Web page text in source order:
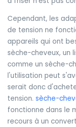
Cependant, les
de tension ne
appareils qui ont
sèche-cheveux, un
comme un sèche-
l'utilisation peut
serait donc
tension. sèche-
fonctionne dans le
recours à un